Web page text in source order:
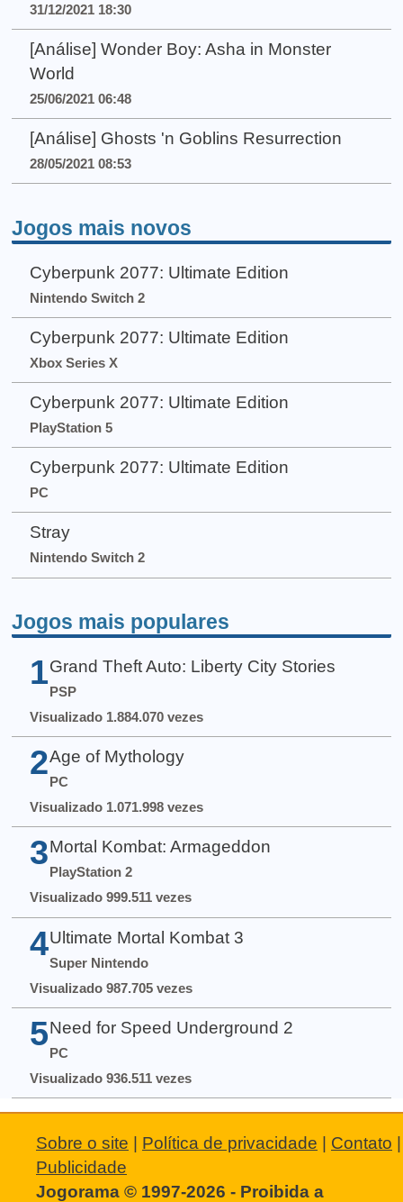
31/12/2021 18:30
[Análise] Wonder Boy: Asha in Monster
World
25/06/2021 06:48
[Análise] Ghosts 'n Goblins Resurrection
28/05/2021 08:53
Jogos mais novos
Cyberpunk 2077: Ultimate Edition
Nintendo Switch 2
Cyberpunk 2077: Ultimate Edition
Xbox Series X
Cyberpunk 2077: Ultimate Edition
PlayStation 5
Cyberpunk 2077: Ultimate Edition
PC
Stray
Nintendo Switch 2
Jogos mais populares
1 Grand Theft Auto: Liberty City Stories
PSP
Visualizado 1.884.070 vezes
2 Age of Mythology
PC
Visualizado 1.071.998 vezes
3 Mortal Kombat: Armageddon
PlayStation 2
Visualizado 999.511 vezes
4 Ultimate Mortal Kombat 3
Super Nintendo
Visualizado 987.705 vezes
5 Need for Speed Underground 2
PC
Visualizado 936.511 vezes
Sobre o site Política de privacidade Contato
Publicidade
Jogorama © 1997-2026 - Proibida a